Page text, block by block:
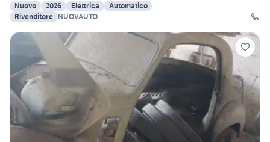
Nuovo
2026 Elettrica
Automatico
Rivenditore NUOVAUTO